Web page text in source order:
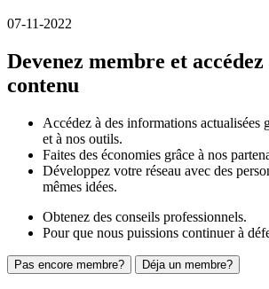
07-11-2022
Devenez membre et
contenu
Accédez à des informations actualisées
et à nos outils.
Faites des économies grâce à nos
Développez votre réseau avec des
mêmes idées.
Obtenez des conseils professionnels.
Pour que nous puissions continuer à
Pas encore membre? Déja un membre?